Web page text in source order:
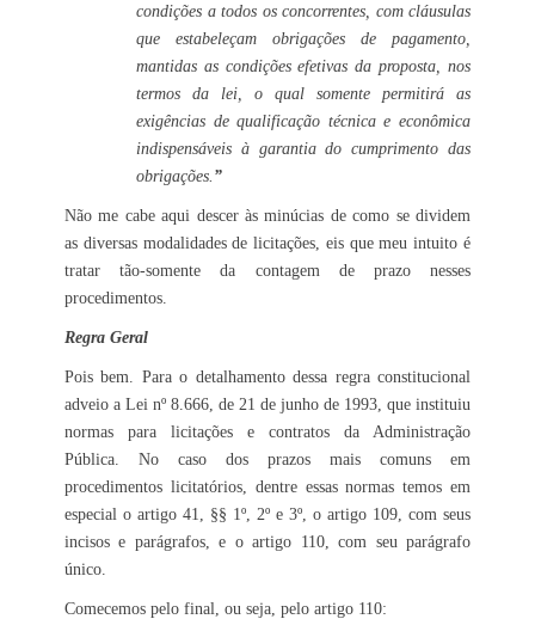
condições a todos os concorrentes, com cláusulas
que estabeleçam obrigações de pagamento,
mantidas as condições efetivas da proposta, nos
termos da lei, o qual somente permitirá as
exigências de qualificação técnica e econômica
indispensáveis à garantia do cumprimento das
obrigações. ”
Não me cabe aqui descer às minúcias de como se dividem
as diversas modalidades de licitações, eis que meu intuito é
tratar tão-somente da contagem de prazo nesses
procedimentos.
Regra Geral
Pois bem. Para o detalhamento dessa regra constitucional
adveio a Lei nº 8.666, de 21 de junho de 1993, que instituiu
normas para licitações e contratos da Administração
Pública. No caso dos prazos mais comuns em
procedimentos licitatórios, dentre essas normas temos em
especial o artigo 41, §§ 1º, 2º e 3º, o artigo 109, com seus
incisos e parágrafos, e o artigo 110, com seu parágrafo
único.
Comecemos pelo final, ou seja, pelo artigo 110: